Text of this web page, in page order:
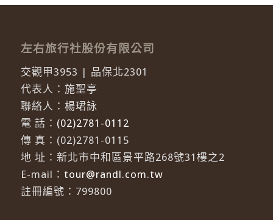
左右旅行社股份有限公司
交觀甲3953 | 品保北2301
代表人：施聖亭
聯絡人：楊珺詠
電 話： (02)2781-0112
傳 真：(02)2781-0115
地 址：新北市中和區景平路268號31樓之2
E-mail： tour@randl.com.tw
註冊編號：799800